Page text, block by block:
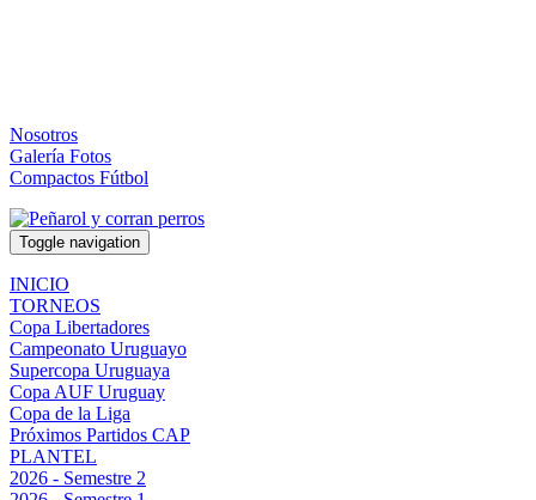
Nosotros
Galería Fotos
Compactos Fútbol
Toggle navigation
INICIO
TORNEOS
Copa Libertadores
Campeonato Uruguayo
Supercopa Uruguaya
Copa AUF Uruguay
Copa de la Liga
Próximos Partidos CAP
PLANTEL
2026 - Semestre 2